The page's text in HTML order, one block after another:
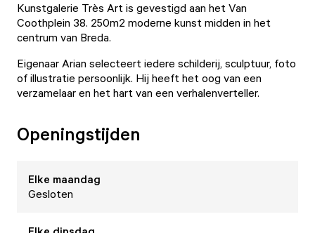
Kunstgalerie Très Art is gevestigd aan het Van
Coothplein 38. 250m2 moderne kunst midden in het
centrum van Breda.
Eigenaar Arian selecteert iedere schilderij, sculptuur, foto
of illustratie persoonlijk. Hij heeft het oog van een
verzamelaar en het hart van een verhalenverteller.
Openingstijden
Elke maandag
Gesloten